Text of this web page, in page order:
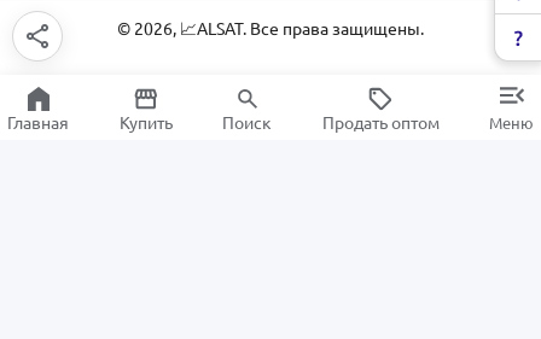
© 2026, 📈ALSAT. Все права защищены.
Главная Купить Поиск Продать оптом Меню